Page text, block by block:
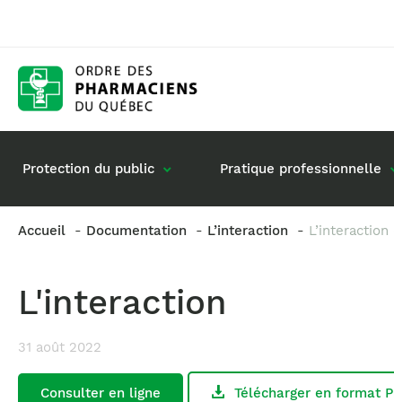
Protection du public Pratique professionnelle
Accueil Documentation L’interaction
L'interaction
31 août 2022
Consulter en ligne Télécharger en format